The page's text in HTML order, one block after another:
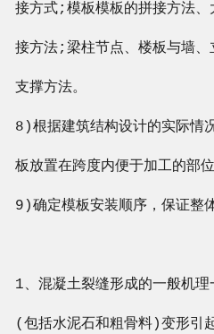
接方式;模板模板的拼接方法、
接方法;梁柱节点、楼板与墙、
支撑方法。
8)根据建筑结构设计的实际情
板放置在跨度内便于加工的部位
9)确定模板安装顺序，保证整
1、混凝土裂缝形成的一般机
(包括水泥石和粗骨料)变形引